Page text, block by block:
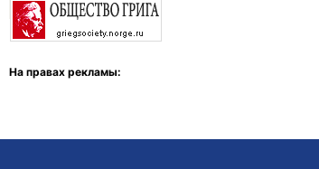
На правах рекламы: